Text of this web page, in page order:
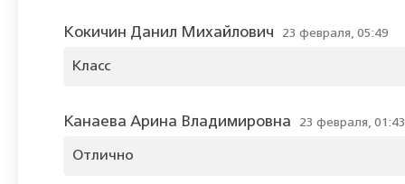
Кокичин Данил Михайлович 23 февраля, 05:49
Класс
Канаева Арина Владимировна 23 февраля, 01:43
Отлично